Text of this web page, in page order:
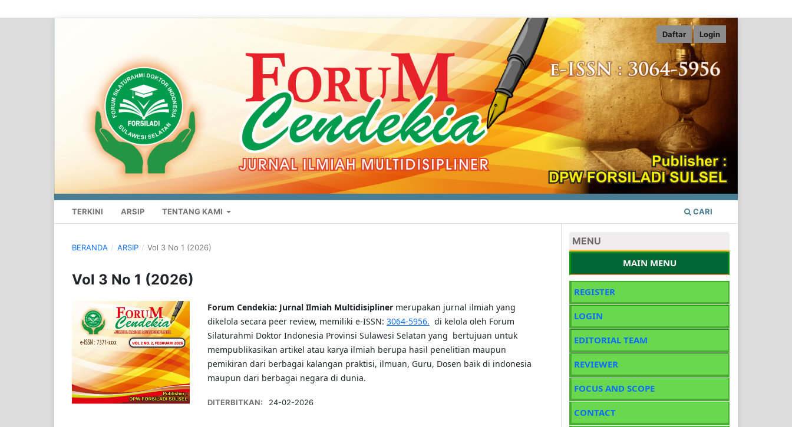
TERKINI ARSIP TENTANG KAMI CARI
Daftar Login
BERANDA / ARSIP / Vol 3 No 1 (2026)
Vol 3 No 1 (2026)
Forum Cendekia: Jurnal Ilmiah Multidisipliner merupakan jurnal ilmiah yang
dikelola secara peer review, memiliki e-ISSN: 3064-5956. di kelola oleh Forum
Silaturahmi Doktor Indonesia Provinsi Sulawesi Selatan yang bertujuan untuk
mempublikasikan artikel atau karya ilmiah berupa hasil penelitian maupun
pemikiran dari berbagai kalangan praktisi, ilmuan, Guru, Dosen baik di indonesia
maupun dari berbagai negara di dunia.
DITERBITKAN: 24-02-2026
MENU
MAIN MENU
REGISTER
LOGIN
EDITORIAL TEAM
REVIEWER
FOCUS AND SCOPE
CONTACT